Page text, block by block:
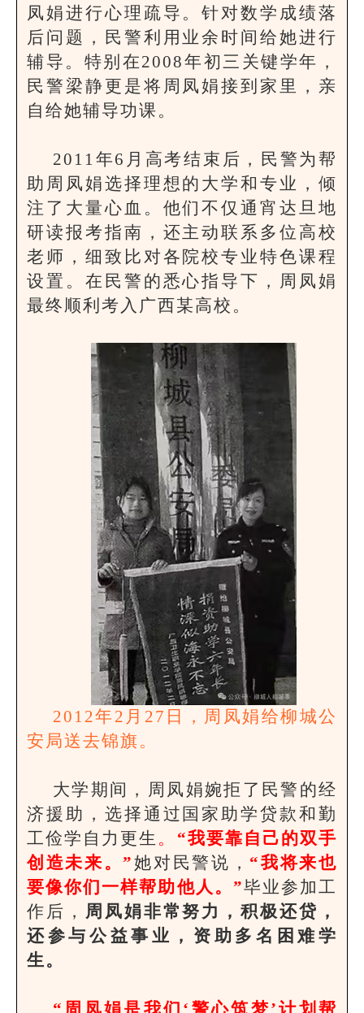
凤娟进行心理疏导。针对数学成绩落
后问题，民警利用业余时间给她进行
辅导。特别在2008年初三关键学年，
民警梁静更是将周凤娟接到家里，亲
自给她辅导功课。
2011年6月高考结束后，民警为帮
助周凤娟选择理想的大学和专业，倾
注了大量心血。他们不仅通宵达旦地
研读报考指南，还主动联系多位高校
老师，细致比对各院校专业特色课程
设置。在民警的悉心指导下，周凤娟
最终顺利考入广西某高校。
2012年2月27日，周凤娟给柳城公
安局送去锦旗。
大学期间，周凤娟婉拒了民警的经
济援助，选择通过国家助学贷款和勤
工俭学自力更生 。 “我要靠自己的双手
创造未来。”她对民警说， “我将来也
要像你们一样帮助他人。”毕业参加工
作后， 周凤娟非常努力，积极还贷，
还参与公益事业，资助多名困难学
生。
“周凤娟是我们‘警心筑梦’计划帮